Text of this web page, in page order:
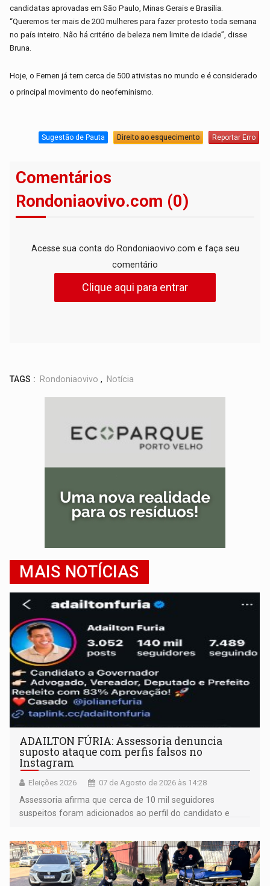
candidatas aprovadas em São Paulo, Minas Gerais e Brasília.
“Queremos ter mais de 200 mulheres para fazer protesto toda semana
no país inteiro. Não há critério de beleza nem limite de idade”, disse
Bruna.
Hoje, o Femen já tem cerca de 500 ativistas no mundo e é considerado
o principal movimento do neofeminismo.
Sugestão de Pauta Direito ao esquecimento Reportar Erro
Comentários
Rondoniaovivo.com (0)
Acesse sua conta do Rondoniaovivo.com e faça seu
comentário
Clique aqui para entrar
TAGS : Rondoniaovivo , Notícia
MAIS NOTÍCIAS
ADAILTON FÚRIA: Assessoria denuncia
suposto ataque com perfis falsos no
Instagram
Eleições 2026 07 de Agosto de 2026 às 14:28
Assessoria afirma que cerca de 10 mil seguidores
suspeitos foram adicionados ao perfil do candidato e
remover as contas